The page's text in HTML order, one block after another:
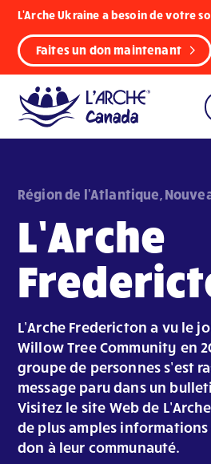
L'Arche Ukraine a besoin de votre
Faites un don maintenant
Région de l'Atlantique,
L’Arche
L’Arche Fredericton a vu le
Willow Tree Community en
groupe de personnes s’est
message paru dans un
Visitez le site Web de
de plus amples
don à leur communauté.